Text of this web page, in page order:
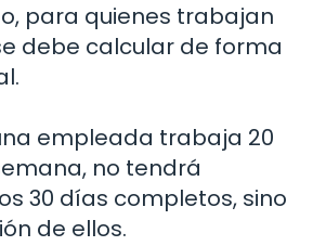
para quienes trabajan
debe calcular de forma
empleada trabaja 20
no tendrá
30 días completos, sino
de ellos.